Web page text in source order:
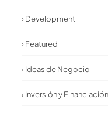
› Development
› Featured
› Ideas de Negocio
› Inversión y Financiación